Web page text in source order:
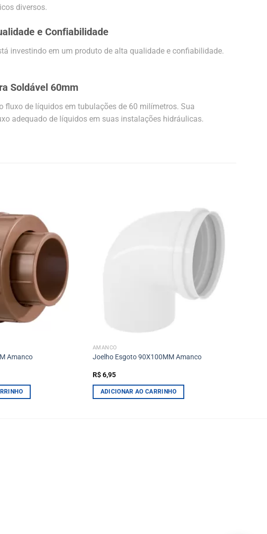
diversos.
e Confiabilidade
investindo em um produto de alta qualidade e confiabilidade.
Soldável 60mm
fluxo de líquidos em tubulações de 60 milímetros. Sua
adequado de líquidos em suas instalações hidráulicas.
Amanco
AMANCO
Joelho Esgoto 90X100MM Amanco
R$6,95
ADICIONAR AO CARRINHO